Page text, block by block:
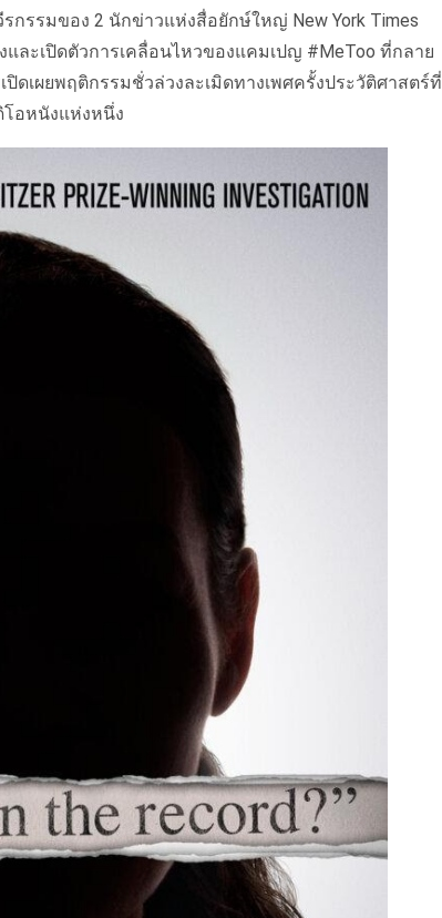
กรรมของ 2 นักข่าวแห่งสื่อยักษ์ใหญ่ New York Times
และเปิดตัวการเคลื่อนไหวของแคมเปญ #MeToo ที่กลาย
ดเผยพฤติกรรมชั่วล่วงละเมิดทางเพศครั้งประวัติศาสตร์ที่
โอหนังแห่งหนึ่ง